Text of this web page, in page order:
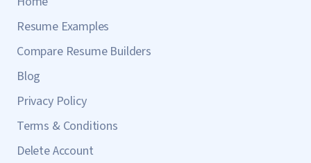
Resume Examples
Compare Resume Builders
Blog
Privacy Policy
Terms & Conditions
Delete Account